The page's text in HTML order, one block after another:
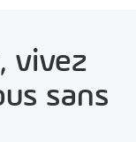
vivez
sans